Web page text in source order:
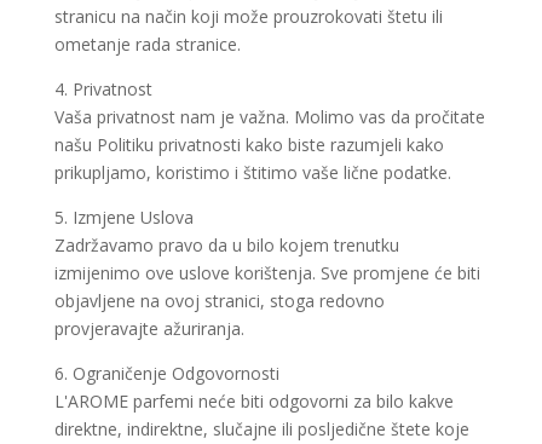
stranicu na način koji može prouzrokovati štetu ili
ometanje rada stranice.
4. Privatnost
Vaša privatnost nam je važna. Molimo vas da pročitate
našu Politiku privatnosti kako biste razumjeli kako
prikupljamo, koristimo i štitimo vaše lične podatke.
5. Izmjene Uslova
Zadržavamo pravo da u bilo kojem trenutku
izmijenimo ove uslove korištenja. Sve promjene će biti
objavljene na ovoj stranici, stoga redovno
provjeravajte ažuriranja.
6. Ograničenje Odgovornosti
L'AROME parfemi neće biti odgovorni za bilo kakve
direktne, indirektne, slučajne ili posljedične štete koje